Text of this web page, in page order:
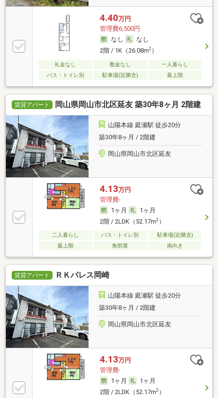
4.40万円
管理費6,500円
なし
なし
2階 / 1K（26.08m2）
礼金なし 敷金なし
一人暮らし
バス・トイレ別
駐車場(近隣含) 最上階
賃貸アパート 岡山県岡山市北区延友 築30年8ヶ月 2階建
山陽本線 庭瀬駅 徒歩20分
築30年8ヶ月 / 2階建
岡山県岡山市北区延友
4.13万円
管理費-
1ヶ月
1ヶ月
2階 / 2LDK（52.17m2）
二人暮らし バス・トイレ別
駐車場(近隣含)
最上階
角部屋 南向き
賃貸アパート ＲＫパレス岡崎
山陽本線 庭瀬駅 徒歩20分
築30年8ヶ月 / 2階建
岡山県岡山市北区延友
4.13万円
管理費-
1ヶ月
1ヶ月
2階 / 2LDK（52.17m2）